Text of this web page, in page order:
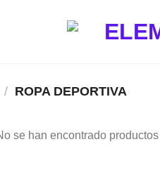
/ ROPA DEPORTIVA
se han encontrado